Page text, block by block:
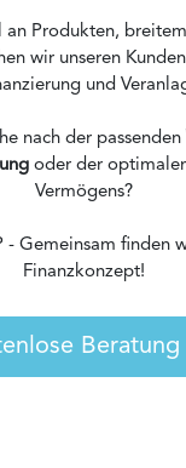
an Produkten,
wir unseren
und
nach der passenden
oder der
Vermögens?
- Gemeinsam finden
Finanzkonzept!
Beratung